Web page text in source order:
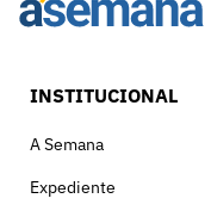
INSTITUCIONAL
A Semana
Expediente